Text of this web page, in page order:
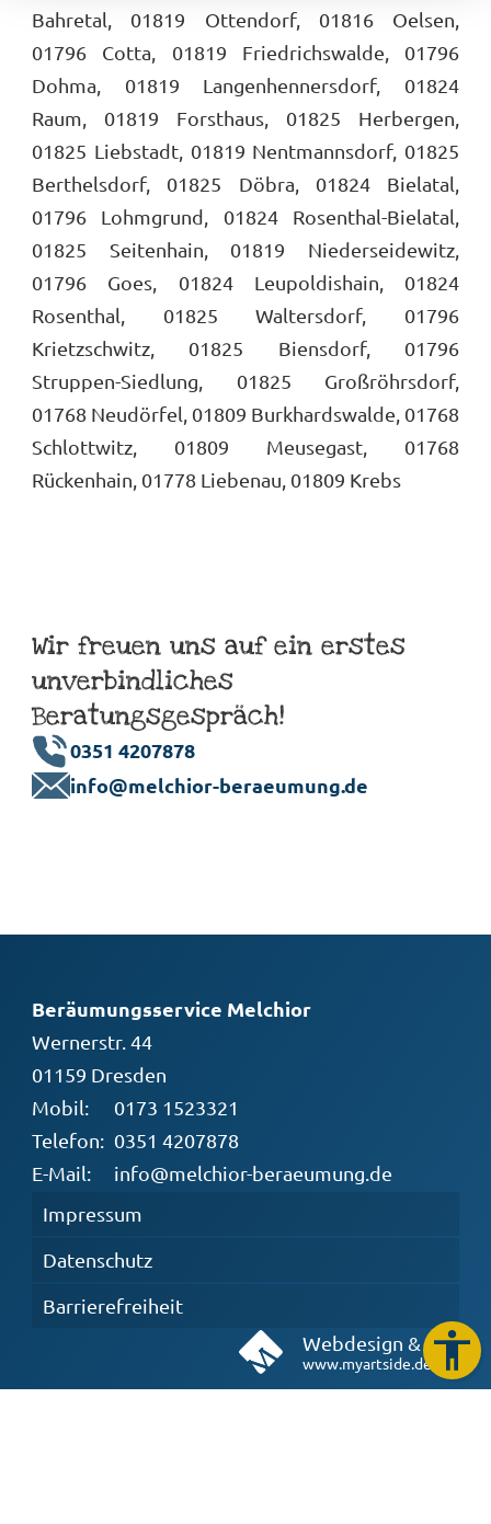
Bahretal, 01819 Ottendorf, 01816 Oelsen,
01796 Cotta, 01819 Friedrichswalde, 01796
Dohma, 01819 Langenhennersdorf, 01824
Raum, 01819 Forsthaus, 01825 Herbergen,
01825 Liebstadt, 01819 Nentmannsdorf, 01825
Berthelsdorf, 01825 Döbra, 01824 Bielatal,
01796 Lohmgrund, 01824 Rosenthal-Bielatal,
01825 Seitenhain, 01819 Niederseidewitz,
01796 Goes, 01824 Leupoldishain, 01824
Rosenthal, 01825 Waltersdorf, 01796
Krietzschwitz, 01825 Biensdorf, 01796
Struppen-Siedlung, 01825 Großröhrsdorf,
01768 Neudörfel, 01809 Burkhardswalde, 01768
Schlottwitz, 01809 Meusegast, 01768
Rückenhain, 01778 Liebenau, 01809 Krebs
Wir freuen uns auf ein erstes
unverbindliches
Beratungsgespräch!
0351 4207878
info@melchior-beraeumung.de
Beräumungsservice Melchior
Wernerstr. 44
01159 Dresden
Mobil:
0173 1523321
Telefon: 0351 4207878
E-Mail:
info@melchior-beraeumung.de
Impressum
Datenschutz
Barrierefreiheit
Webdesign & Seo
www.myartside.de